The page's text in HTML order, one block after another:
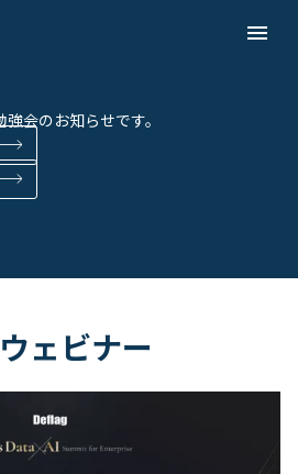
menu
会のお知らせです。
ェビナー